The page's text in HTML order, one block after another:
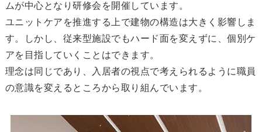
ムが中心となり研修会を開催しています。
ユニットケアを推進する上で建物の構造は大きく影響しま
す。しかし、従来型施設でもハード面を変えずに、個別ケ
アを目指していくことはできます。
理念は同じであり、入居者の視点で考えられるように職員
の意識を変えるところから取り組んでいます。